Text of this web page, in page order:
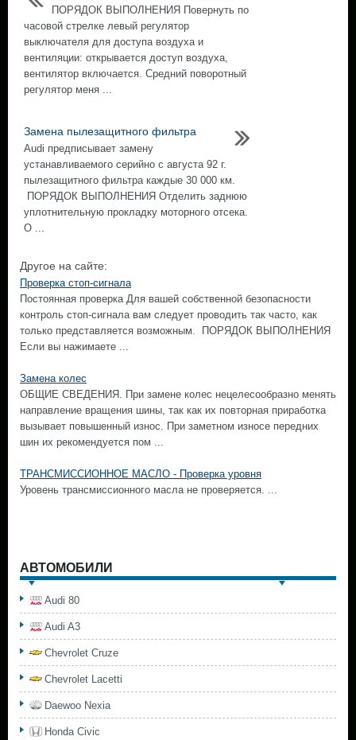
ПОРЯДОК ВЫПОЛНЕНИЯ Повернуть по
часовой стрелке левый регулятор
выключателя для доступа воздуха и
вентиляции: открывается доступ воздуха,
вентилятор включается. Средний поворотный
регулятор меня ...
Замена пылезащитного фильтра
Audi предписывает замену
устанавливаемого серийно с августа 92 г.
пылезащитного фильтра каждые 30 000 км.
ПОРЯДОК ВЫПОЛНЕНИЯ Отделить заднюю
уплотнительную прокладку моторного отсека.
О ...
Другое на сайте:
Проверка стоп-сигнала
Постоянная проверка Для вашей собственной безопасности
контроль стоп-сигнала вам следует проводить так часто, как
только представляется возможным. ПОРЯДОК ВЫПОЛНЕНИЯ
Если вы нажимаете ...
Замена колес
ОБЩИЕ СВЕДЕНИЯ. При замене колес нецелесообразно менять
направление вращения шины, так как их повторная приработка
вызывает повышенный износ. При заметном износе передних
шин их рекомендуется пом ...
ТРАНСМИССИОННОЕ МАСЛО - Проверка уровня
Уровень трансмиссионного масла не проверяется. ...
АВТОМОБИЛИ
Audi 80
Audi A3
Chevrolet Cruze
Chevrolet Lacetti
Daewoo Nexia
Honda Civic